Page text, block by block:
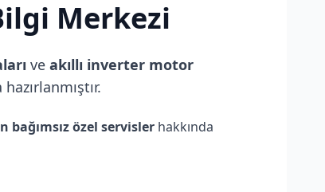
Merkezi
ve akıllı inverter motor
bağımsız özel servisler hakkında